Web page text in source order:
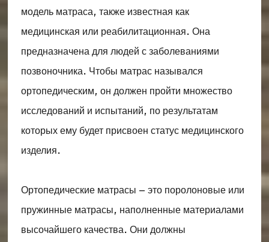
модель матраса, также известная как
медицинская или реабилитационная. Она
предназначена для людей с заболеваниями
позвоночника. Чтобы матрас назывался
ортопедическим, он должен пройти множество
исследований и испытаний, по результатам
которых ему будет присвоен статус медицинского
изделия.
Ортопедические матрасы – это поролоновые или
пружинные матрасы, наполненные материалами
высочайшего качества. Они должны